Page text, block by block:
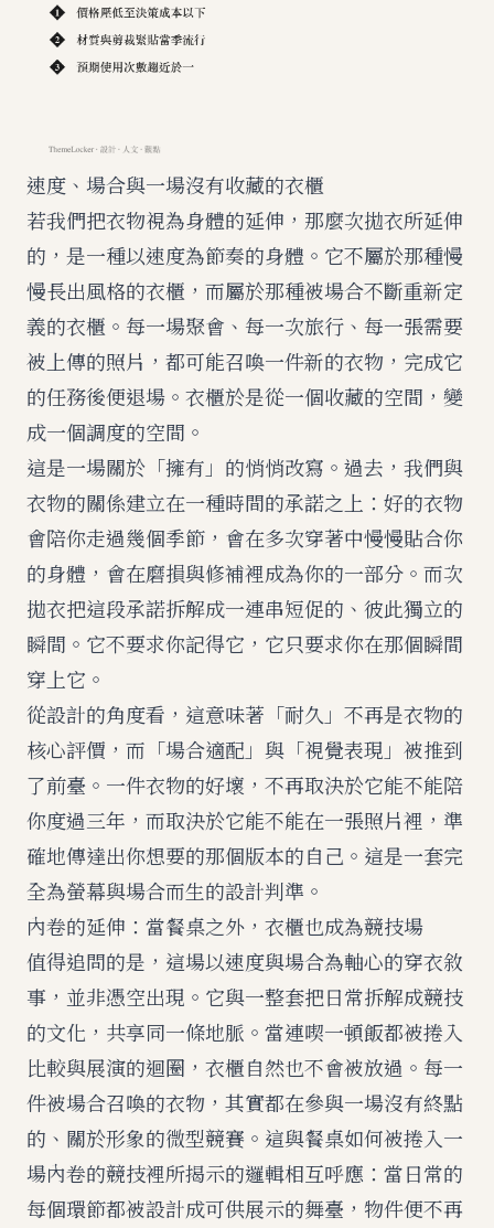
速度、場合與一場沒有收藏的衣櫃
若我們把衣物視為身體的延伸，那麼次拋衣所延伸
的，是一種以速度為節奏的身體。它不屬於那種慢
慢長出風格的衣櫃，而屬於那種被場合不斷重新定
義的衣櫃。每一場聚會、每一次旅行、每一張需要
被上傳的照片，都可能召喚一件新的衣物，完成它
的任務後便退場。衣櫃於是從一個收藏的空間，變
成一個調度的空間。
這是一場關於「擁有」的悄悄改寫。過去，我們與
衣物的關係建立在一種時間的承諾之上：好的衣物
會陪你走過幾個季節，會在多次穿著中慢慢貼合你
的身體，會在磨損與修補裡成為你的一部分。而次
拋衣把這段承諾拆解成一連串短促的、彼此獨立的
瞬間。它不要求你記得它，它只要求你在那個瞬間
穿上它。
從設計的角度看，這意味著「耐久」不再是衣物的
核心評價，而「場合適配」與「視覺表現」被推到
了前臺。一件衣物的好壞，不再取決於它能不能陪
你度過三年，而取決於它能不能在一張照片裡，準
確地傳達出你想要的那個版本的自己。這是一套完
全為螢幕與場合而生的設計判準。
內卷的延伸：當餐桌之外，衣櫃也成為競技場
值得追問的是，這場以速度與場合為軸心的穿衣敘
事，並非憑空出現。它與一整套把日常拆解成競技
的文化，共享同一條地脈。當連喫一頓飯都被捲入
比較與展演的迴圈，衣櫃自然也不會被放過。每一
件被場合召喚的衣物，其實都在參與一場沒有終點
的、關於形象的微型競賽。這與餐桌如何被捲入一
場內卷的競技裡所揭示的邏輯相互呼應：當日常的
每個環節都被設計成可供展示的舞臺，物件便不再